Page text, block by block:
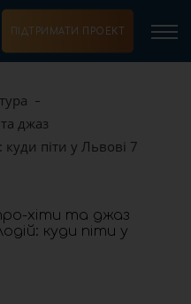
ПІДТРИМАТИ ПРОЕКТ
джаз
піти у Львові 7